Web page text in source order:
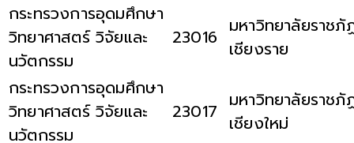
กระทรวงการอุดมศึกษา
วิทยาศาสตร์ วิจัยและ
นวัตกรรม
23016 มหาวิทยาลัยราชภั
เชียงราย
กระทรวงการอุดมศึกษา
วิทยาศาสตร์ วิจัยและ
นวัตกรรม
23017 มหาวิทยาลัยราชภั
เชียงใหม่